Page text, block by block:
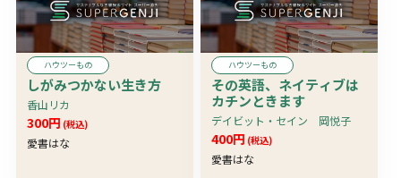
ハウツーもの
しがみつかない生き方
香山リカ
300円 (税込)
愛書はな
ハウツーもの
その英語、ネイティブは
カチンときます
デイビット・セイン 岡悦子
400円 (税込)
愛書はな